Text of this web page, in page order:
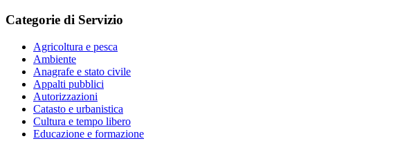
Categorie di Servizio
Agricoltura e pesca
Ambiente
Anagrafe e stato civile
Appalti pubblici
Autorizzazioni
Catasto e urbanistica
Cultura e tempo libero
Educazione e formazione